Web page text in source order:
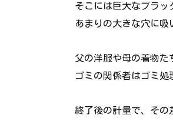
そこには巨大なブラッ
あまりの大きな穴に吸
父の洋服や母の着物た
ゴミの関係者はゴミ処
終了後の計量で、その